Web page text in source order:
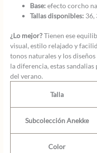
Base: efecto corcho
Tallas disponibles: 36,
¿Lo mejor?Tienen ese
visual, estilo relajado y
tonos naturales y los
la diferencia, estas
del verano.
Talla
Subcolección Anekke
Color